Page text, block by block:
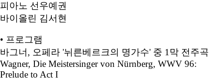
피아노 선우예권
바이올린 김서현
• 프로그램
바그너, 오페라 '뉘른베르크의 명가수' 중 1막 전주곡
Wagner, Die Meistersinger von Nürnberg, WWV 96:
Prelude to Act I